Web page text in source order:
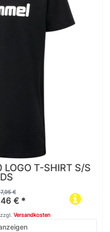
T-SHIRT S/S
€
€ *
Versandkosten